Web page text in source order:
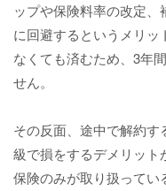
ップや保険料率の改定
に回避するというメリ
なくても済むため、3年
せん。
その反面、途中で解約
級で損をするデメリッ
保険のみが取り扱ってい